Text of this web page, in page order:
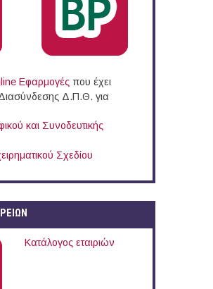
Eφαρμογές που έχει
Δ.Π.Θ. για
και Συνοδευτικής
Σχεδίου
Κατάλογος εταιριών